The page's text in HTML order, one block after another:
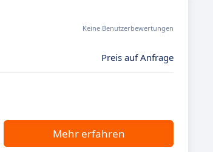
Keine Benutzerbewertungen
Preis auf Anfrage
Mehr erfahren